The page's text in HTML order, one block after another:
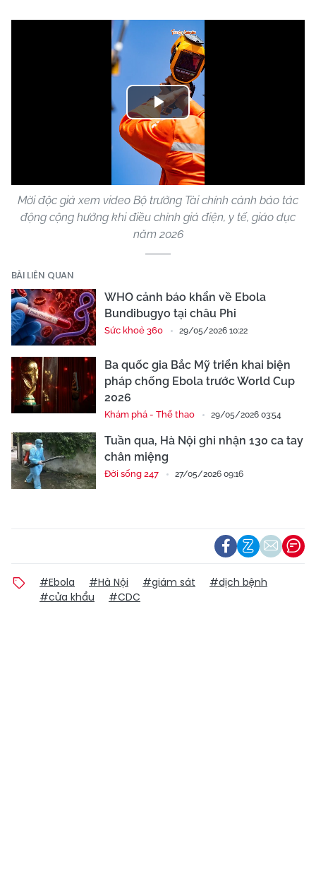
Play
Video
Mời độc giả xem video Bộ trưởng Tài chính cảnh báo tác
động cộng hưởng khi điều chỉnh giá điện, y tế, giáo dục
năm 2026
BÀI LIÊN QUAN
WHO cảnh báo khẩn về Ebola
Bundibugyo tại châu Phi
Sức khoẻ 360 29/05/2026 10:22
Ba quốc gia Bắc Mỹ triển khai biện
pháp chống Ebola trước World Cup
2026
Khám phá - Thể thao 29/05/2026 03:54
Tuần qua, Hà Nội ghi nhận 130 ca tay
chân miệng
Đời sống 247 27/05/2026 09:16
#Ebola #Hà Nội #giám sát
#dịch bệnh
#cửa khẩu
#CDC